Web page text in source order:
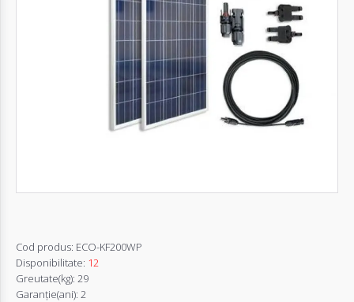
Cod produs: ECO-KF200WP
Disponibilitate: 12
Greutate(kg): 29
Garanţie(ani): 2